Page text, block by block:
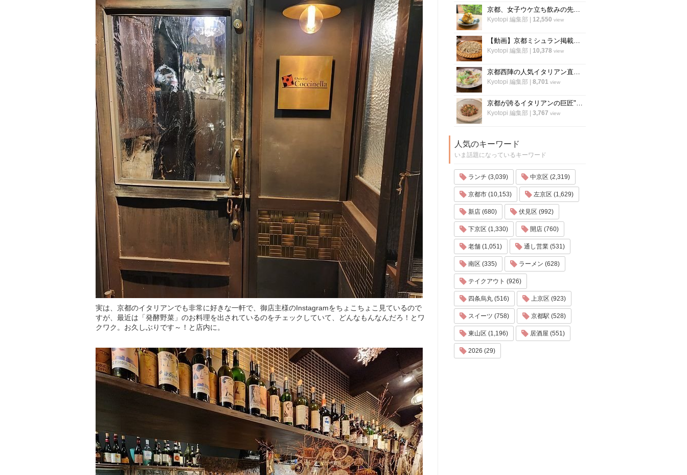
実は、京都のイタリアンでも非常に好きな一軒で、御店主様のInstagramをちょこちょこ見ているので
すが、最近は「発酵野菜」のお料理を出されているのをチェックしていて、どんなもんなんだろ！とワ
クワク。お久しぶりです～！と店内に。
京都、女子ウケ立ち飲みの先駆者「すいば」の人気メニュー『ポテトサラダ』の作り方
Kyotopi 編集部 12,550 view
【動画】京都ミシュラン掲載蕎麦店『花もも』店主が蕎麦を打つすべて
Kyotopi 編集部 10,378 view
京都西陣の人気イタリアン直伝「アンチョビのオイルパスタ」の作り方
Kyotopi 編集部 8,701 view
京都が誇るイタリアンの巨匠"笹島シェフ"の料理動画第二弾！今度はリゾット！
Kyotopi 編集部 3,767 view
人気のキーワード
いま話題になっているキーワード
ランチ (3,039) 中京区 (2,319)
京都市 (10,153) 左京区 (1,629)
新店 (680) 伏見区 (992)
下京区 (1,330) 開店 (760)
老舗 (1,051) 通し営業 (531)
南区 (335) ラーメン (628)
テイクアウト (926)
四条烏丸 (516) 上京区 (923)
スイーツ (758) 京都駅 (528)
東山区 (1,196) 居酒屋 (551)
2026 (29)